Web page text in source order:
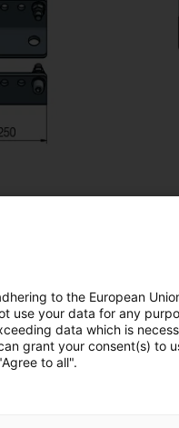
Další
to the European
use your data for any
data which is
grant your consent(s) to
to all".